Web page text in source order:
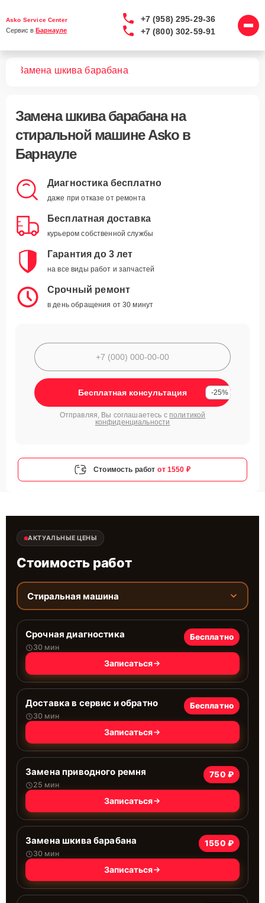
Asko Service Center
Сервис в Барнауле
+7 (958) 295-29-36
+7 (800) 302-59-91
Замена шкива барабана
Замена шкива барабанана
стиральной машине Asko в
Барнауле
Диагностика бесплатно
даже при отказе от ремонта
Бесплатная доставка
курьером собственной службы
Гарантия до 3 лет
на все виды работ и запчастей
Срочный ремонт
в день обращения от 30 минут
Бесплатная консультация -25%
Отправляя, Вы соглашаетесь с политикой
конфиденциальности
Стоимость работ от 1550 ₽
АКТУАЛЬНЫЕ ЦЕНЫ
Стоимость работ
Стиральная машина
Срочная диагностика
30 мин
Бесплатно
Записаться
Доставка в сервис и обратно
30 мин
Бесплатно
Записаться
Замена приводного ремня
25 мин
750 ₽
Записаться
Замена шкива барабана
30 мин
1550 ₽
Записаться